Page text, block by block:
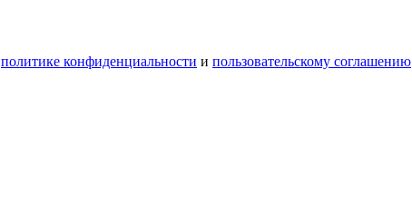
политике конфиденциальности и пользовательскому соглашению